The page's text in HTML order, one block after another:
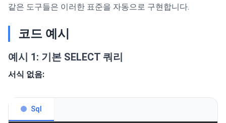
같은 도구들은 이러한 표준을 자동으로 구현합니다.
코드 예시
예시 1: 기본 SELECT 쿼리
서식 없음:
Sql